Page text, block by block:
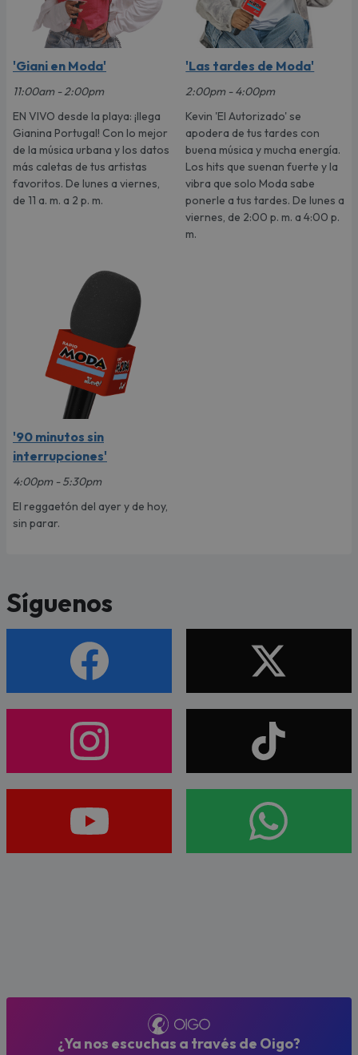
'Giani en Moda'
11:00am - 2:00pm
EN VIVO desde la playa: ¡llega
Gianina Portugal! Con lo mejor
de la música urbana y los datos
más caletas de tus artistas
favoritos. De lunes a viernes,
de 11 a. m. a 2 p. m.
'Las tardes de Moda'
2:00pm - 4:00pm
Kevin 'El Autorizado' se
apodera de tus tardes con
buena música y mucha energía.
Los hits que suenan fuerte y la
vibra que solo Moda sabe
ponerle a tus tardes. De lunes a
viernes, de 2:00 p. m. a 4:00 p.
m.
'90 minutos sin
interrupciones'
4:00pm - 5:30pm
El reggaetón del ayer y de hoy,
sin parar.
Síguenos
¿Ya nos escuchas a través de Oigo?